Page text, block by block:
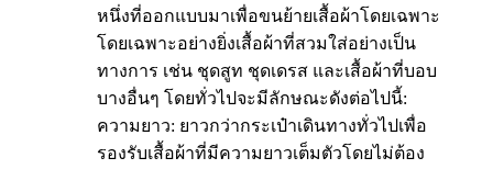
หนึ่งที่ออกแบบมาเพื่อขนย้ายเสื้อผ้าโดยเฉพาะ
โดยเฉพาะอย่างยิ่งเสื้อผ้าที่สวมใส่อย่างเป็น
ทางการ เช่น ชุดสูท ชุดเดรส และเสื้อผ้าที่บอบ
บางอื่นๆ โดยทั่วไปจะมีลักษณะดังต่อไปนี้:
ความยาว: ยาวกว่ากระเป๋าเดินทางทั่วไปเพื่อ
รองรับเสื้อผ้าที่มีความยาวเต็มตัวโดยไม่ต้อง